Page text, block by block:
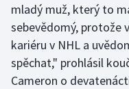
mladý muž, který to
sebevědomý, protože
kariéru v NHL a
spěchat," prohlásil
Cameron o